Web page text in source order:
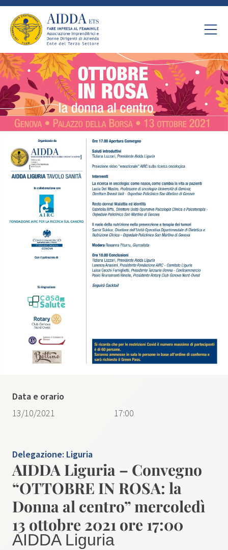
Delegazione: Liguria
AIDDA Liguria – Convegno
“OTTOBRE IN ROSA: la
Donna al centro”​ mercoledì
13 ottobre 2021​ ore 17:00​
AIDDA Liguria
Data e orario
13/10/2021
17:00